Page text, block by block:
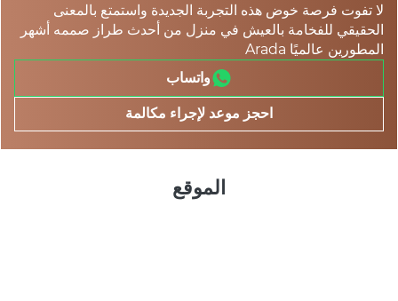
لا تفوت فرصة خوض هذه التجربة الجديدة واستمتع بالمعنى
الحقيقي للفخامة بالعيش في منزل من أحدث طراز صممه أشهر
المطورين عالميًا Arada
واتساب
احجز موعد لإجراء مكالمة
الموقع